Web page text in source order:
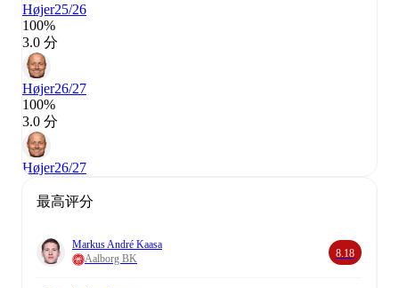
Højer25/26
100%
3.0 分
Højer26/27
100%
3.0 分
Højer26/27
最高评分
Markus André Kaasa
Aalborg BK
8.18